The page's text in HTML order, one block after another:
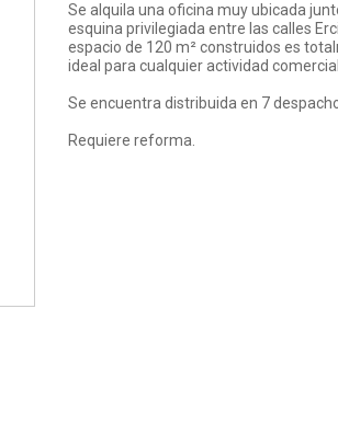
Se alquila una oficina muy ubicada
esquina privilegiada entre las calles
espacio de 120 m² construidos es
ideal para cualquier actividad comercial.
Se encuentra distribuida en 7
Requiere reforma.